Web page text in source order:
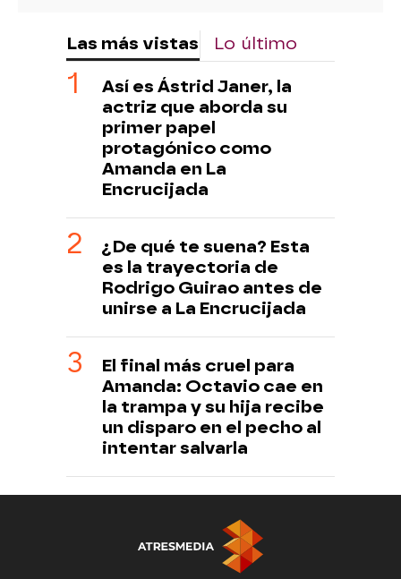
Las más vistas Lo último
Así es Ástrid Janer, la
actriz que aborda su
primer papel
protagónico como
Amanda en La
Encrucijada
¿De qué te suena? Esta
es la trayectoria de
Rodrigo Guirao antes de
unirse a La Encrucijada
El final más cruel para
Amanda: Octavio cae en
la trampa y su hija recibe
un disparo en el pecho al
intentar salvarla